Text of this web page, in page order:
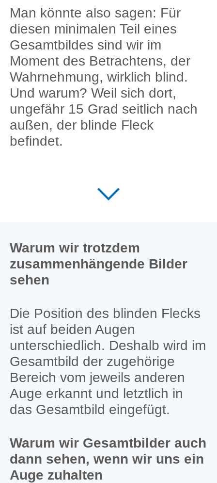
Man könnte also sagen: Für
diesen minimalen Teil eines
Gesamtbildes sind wir im
Moment des Betrachtens, der
Wahrnehmung, wirklich blind.
Und warum? Weil sich dort,
ungefähr 15 Grad seitlich nach
außen, der blinde Fleck
befindet.
Warum wir trotzdem
zusammenhängende Bilder
sehen
Die Position des blinden Flecks
ist auf beiden Augen
unterschiedlich. Deshalb wird im
Gesamtbild der zugehörige
Bereich vom jeweils anderen
Auge erkannt und letztlich in
das Gesamtbild eingefügt.
Warum wir Gesamtbilder auch
dann sehen, wenn wir uns ein
Auge zuhalten